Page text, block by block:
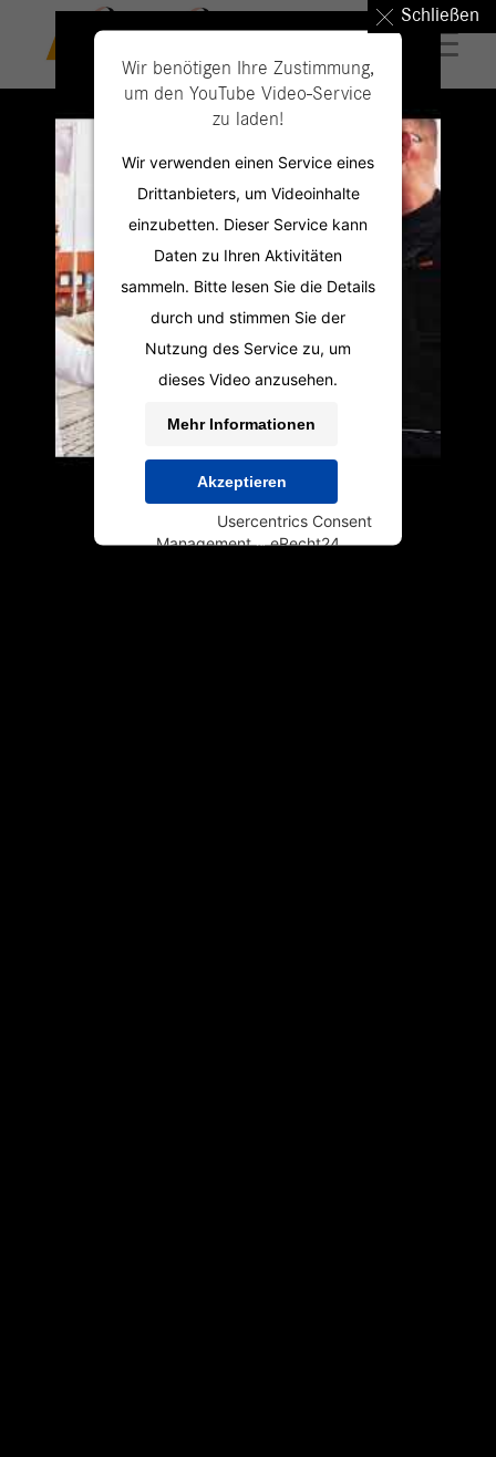
Schließen
Wir benötigen Ihre Zustimmung,
um den YouTube Video-Service
zu laden!
Wir verwenden einen Service eines
Drittanbieters, um Videoinhalte
einzubetten. Dieser Service kann
Daten zu Ihren Aktivitäten
sammeln. Bitte lesen Sie die Details
durch und stimmen Sie der
Nutzung des Service zu, um
dieses Video anzusehen.
Mehr Informationen
Akzeptieren
Usercentrics Consent
Management&eRecht24